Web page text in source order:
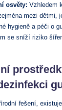
osvěty: Vzhledem
mezi dětmi,
hygieně a péči o
se sníží riziko
řešení,